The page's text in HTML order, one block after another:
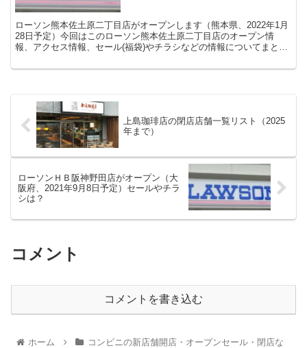
ローソン熊本佐土原二丁目店がオープンします（熊本県、2022年1月
28日予定）今回はこのローソン熊本佐土原二丁目店のオープン情
報、アクセス情報、セール(福袋)やチラシなどの情報についてまとめ
上島珈琲店の閉店店舗一覧リスト（2025
年まで）
ローソンＨＢ阪神野田店がオープン（大
阪府、2021年9月8日予定）セールやチラ
シは？
コメント
コメントを書き込む
ホーム
コンビニの新店舗開店・オープンセール・閉店な